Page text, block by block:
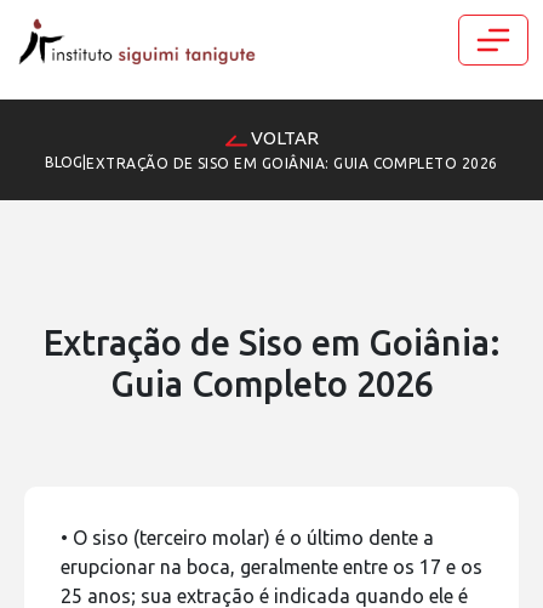
VOLTAR
BLOG |EXTRAÇÃO DE SISO EM GOIÂNIA: GUIA COMPLETO 2026
Extração de Siso em Goiânia:
Guia Completo 2026
• O siso (terceiro molar) é o último dente a
erupcionar na boca, geralmente entre os 17 e os
25 anos; sua extração é indicada quando ele é